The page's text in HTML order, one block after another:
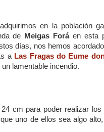
en la población
de Meigas Foráen esta
días, nos hemos
a Las Fragas do Eume
lamentable incendio.
cm para poder realizar
uno de ellos sea algo